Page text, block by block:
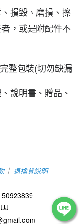
損毀、磨損、擦
，或是附配件不
整包裝(切勿缺漏
說明書、贈品、
｜ 退換貨說明
50923839